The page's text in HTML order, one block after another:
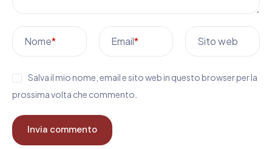
Nome* Email* Sito web
Salva il mio nome, email e sito web in questo browser per la
prossima volta che commento.